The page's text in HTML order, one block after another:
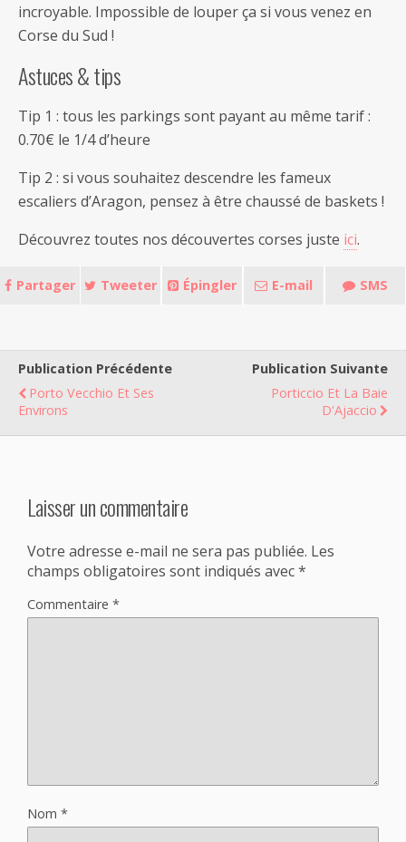
incroyable. Impossible de louper ça si vous venez en
Corse du Sud !
Astuces & tips
Tip 1 : tous les parkings sont payant au même tarif :
0.70€ le 1/4 d’heure
Tip 2 : si vous souhaitez descendre les fameux
escaliers d’Aragon, pensez à être chaussé de baskets !
Découvrez toutes nos découvertes corses juste ici.
Partager Tweeter Épingler E-mail SMS
Publication Précédente
Porto Vecchio Et Ses
Environs
Publication Suivante
Porticcio Et La Baie
D'Ajaccio
Laisser un commentaire
Votre adresse e-mail ne sera pas publiée. Les
champs obligatoires sont indiqués avec*
Commentaire *
Nom *